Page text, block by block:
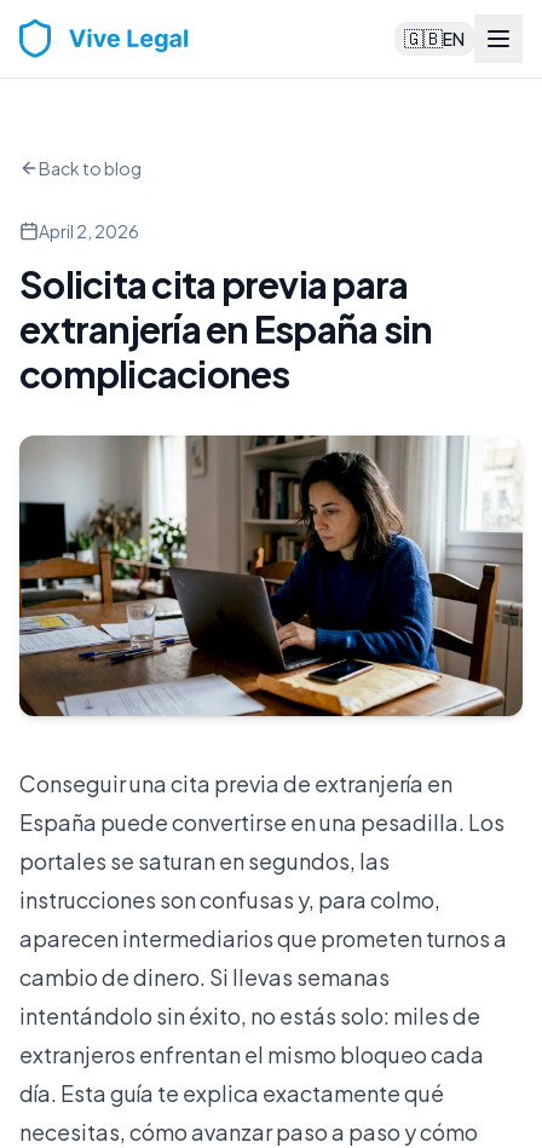
🇬🇧EN
Back to blog
April 2, 2026
Solicita cita previa para
extranjería en España sin
complicaciones
Conseguir una cita previa de extranjería en
España puede convertirse en una pesadilla. Los
portales se saturan en segundos, las
instrucciones son confusas y, para colmo,
aparecen intermediarios que prometen turnos a
cambio de dinero. Si llevas semanas
intentándolo sin éxito, no estás solo: miles de
extranjeros enfrentan el mismo bloqueo cada
día. Esta guía te explica exactamente qué
necesitas, cómo avanzar paso a paso y cómo